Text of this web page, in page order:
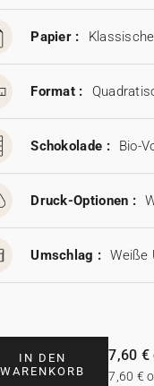
Papier :
Format :
Schokolade : Bio-
Druck-Optionen :
Umschlag : Weiße
IN DEN
WARENKORB
7,60 €
7,60 €